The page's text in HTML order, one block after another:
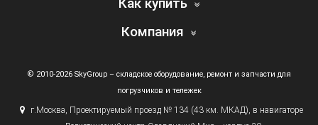
Компания
© 2010-2026 SkyGroup – складское оборудование, ремонт и запчасти для
погрузчиков и тележек
г.Москва, Проектируемый проезд № 134 (43км. МКАД), в навигаторе